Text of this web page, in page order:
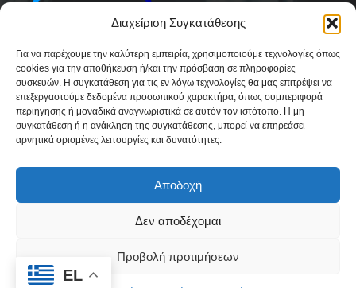
Διαχείριση Συγκατάθεσης
Για να παρέχουμε την καλύτερη εμπειρία, χρησιμοποιούμε τεχνολογίες όπως
cookies για την αποθήκευση ή/και την πρόσβαση σε πληροφορίες
συσκευών. Η συγκατάθεση για τις εν λόγω τεχνολογίες θα μας επιτρέψει να
επεξεργαστούμε δεδομένα προσωπικού χαρακτήρα, όπως συμπεριφορά
περιήγησης ή μοναδικά αναγνωριστικά σε αυτόν τον ιστότοπο. Η μη
συγκατάθεση ή η ανάκληση της συγκατάθεσης, μπορεί να επηρεάσει
αρνητικά ορισμένες λειτουργίες και δυνατότητες.
Αποδοχή
Δεν αποδέχομαι
Προβολή προτιμήσεων
Όροι Χρήσης
Πολιτική απορρήτου & Cookies
Ταυτότητα
EL